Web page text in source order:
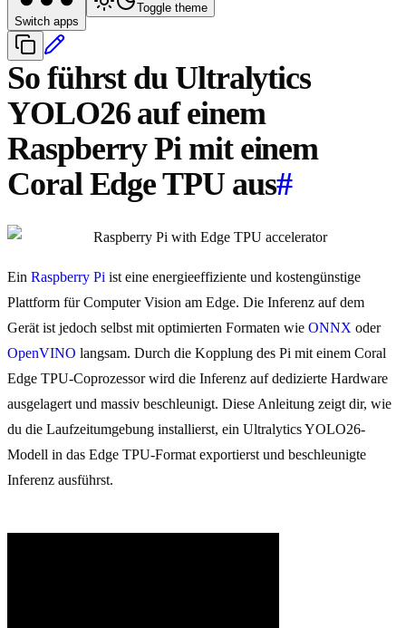
Switch apps
Toggle theme
So führst du Ultralytics
YOLO26 auf einem
Raspberry Pi mit einem
Coral Edge TPU aus#
Ein Raspberry Pi ist eine energieeffiziente und kostengünstige
Plattform für Computer Vision am Edge. Die Inferenz auf dem
Gerät ist jedoch selbst mit optimierten Formaten wie ONNX oder
OpenVINO langsam. Durch die Kopplung des Pi mit einem Coral
Edge TPU-Coprozessor wird die Inferenz auf dedizierte Hardware
ausgelagert und massiv beschleunigt. Diese Anleitung zeigt dir, wie
du die Laufzeitumgebung installierst, ein Ultralytics YOLO26-
Modell in das Edge TPU-Format exportierst und beschleunigte
Inferenz ausführst.